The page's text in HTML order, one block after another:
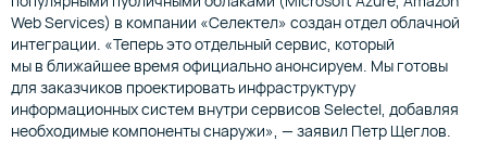
Web Services) в компании «Селектел» создан отдел облачной
интеграции. «Теперь это отдельный сервис, который
мы в ближайшее время официально анонсируем. Мы готовы
для заказчиков проектировать инфраструктуру
информационных систем внутри сервисов Selectel, добавляя
необходимые компоненты снаружи», — заявил Петр Щеглов.